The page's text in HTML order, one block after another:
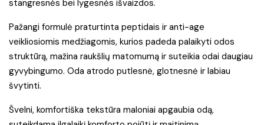
stangresnės bei lygesnės išvaizdos.
Pažangi formulė praturtinta peptidais ir anti-age
veikliosiomis medžiagomis, kurios padeda palaikyti odos
struktūrą, mažina raukšlių matomumą ir suteikia odai daugiau
gyvybingumo. Oda atrodo putlesnė, glotnesnė ir labiau
švytinti.
Švelni, komfortiška tekstūra maloniai apgaubia odą,